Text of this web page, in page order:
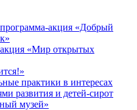
программа-акция «Добрый
акция «Мир открытых
практики в интересах
развития и детей-сирот
музей»